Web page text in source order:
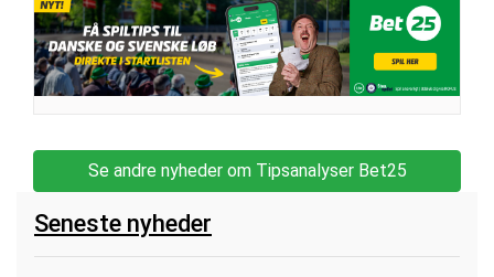
Se andre nyheder om Tipsanalyser Bet25
Seneste nyheder